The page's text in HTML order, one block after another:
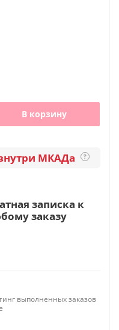
В корзину
МКАДа ?
записка к
заказу
выполненных заказов